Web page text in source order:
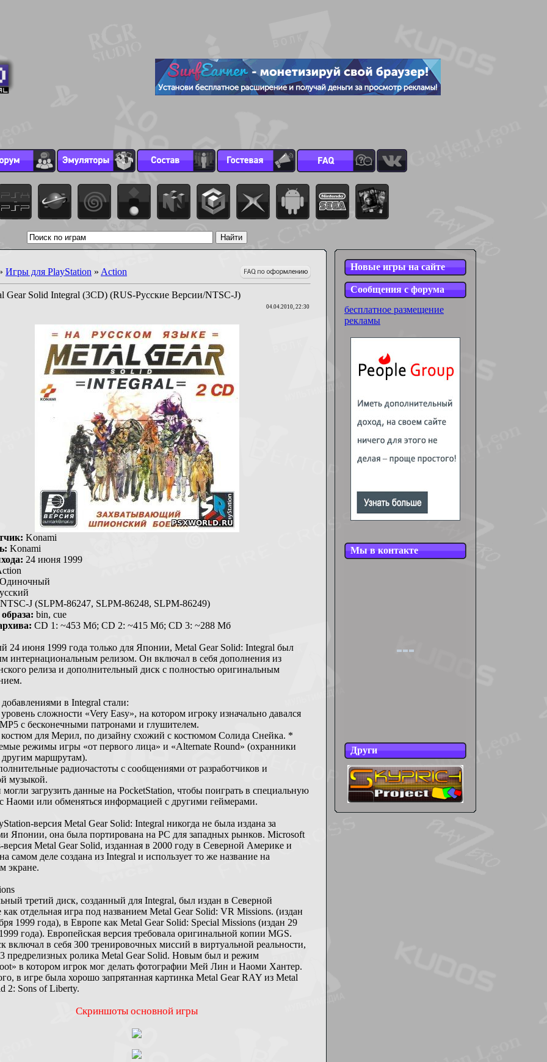
Игры для PlayStation » Action
Gear Solid Integral (3CD) (RUS-Русские Версии/NTSC-J)
04.04.2010, 22:30
Konami
Konami
24 июня 1999
J (SLPM-86247, SLPM-86248, SLPM-86249)
bin, cue
CD 1: ~453 Мб; CD 2: ~415 Мб; CD 3: ~288 Мб
24 июня 1999 года только для Японии, Metal Gear Solid: Integral был
интернациональным релизом. Он включал в себя дополнения из
релиза и дополнительный диск с полностью оригинальным
в Integral стали:
сложности «Very Easy», на котором игроку изначально давался
с бесконечными патронами и глушителем.
для Мерил, по дизайну схожий с костюмом Солида Снейка. *
режимы игры «от первого лица» и «Alternate Round» (охранники
другим маршрутам).
радиочастоты с сообщениями от разработчиков и
музыкой.
загрузить данные на PocketStation, чтобы поиграть в специальную
Наоми или обменяться информацией с другими геймерами.
версия Metal Gear Solid: Integral никогда не была издана за
Японии, она была портирована на PC для западных рынков. Microsoft
версия Metal Gear Solid, изданная в 2000 году в Северной Америке и
самом деле создана из Integral и использует то же название на
экране.
третий диск, созданный для Integral, был издан в Северной
отдельная игра под названием Metal Gear Solid: VR Missions. (издан
1999 года), в Европе как Metal Gear Solid: Special Missions (издан 29
года). Европейская версия требовала оригинальной копии MGS.
включал в себя 300 тренировочных миссий в виртуальной реальности,
предрелизных ролика Metal Gear Solid. Новым был и режим
в котором игрок мог делать фотографии Мей Лин и Наоми Хантер.
в игре была хорошо запрятанная картинка Metal Gear RAY из Metal
2: Sons of Liberty.
Скриншоты основной игры
Новые игры на сайте
Сообщения с форума
бесплатное размещение
рекламы
Мы в контакте
Други